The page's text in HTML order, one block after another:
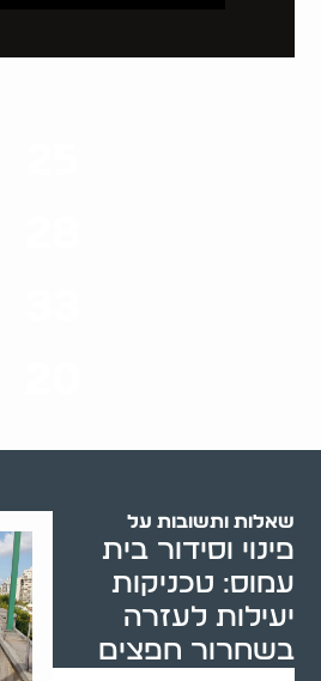
שאלות ותשובות על
פינוי וסידור בית
עמוס: טכניקות
יעילות לעזרה
בשחרור חפצים